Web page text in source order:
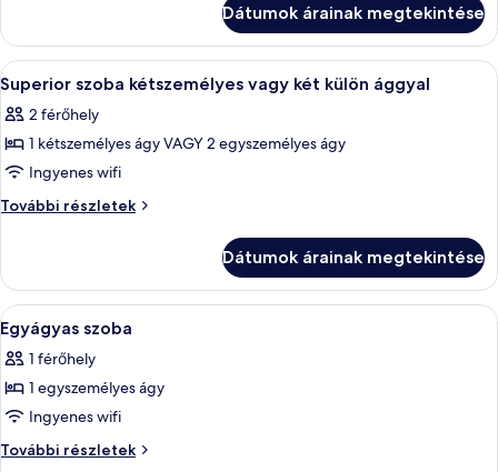
vagy
két
külön
ággyal
külön
ággyal
további
részletei
Dátumok árainak megtekintése
A
következő
szoba
összes
képének
megtekintése:
kétszemélyes
vagy
két
külön
ággyal
Egy modern hálószoba, amelyben
5
Superior szoba kétszemélyes vagy két külön ággyal
2 férőhely
1 kétszemélyes ágy VAGY 2 egyszemélyes ágy
Ingyenes wifi
További részletek
Superior
két
külön
ággyal
további
részletei
Dátumok árainak megtekintése
A
következő
szoba
összes
képének
megtekintése:
Egy szállodai szoba, melyben van
1
Egyágyas szoba
1 férőhely
1 egyszemélyes ágy
Ingyenes wifi
További részletek
Egyágyas